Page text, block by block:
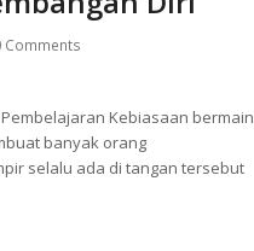
Comments
Kebiasaan bermain
banyak orang
selalu ada di tangan tersebut